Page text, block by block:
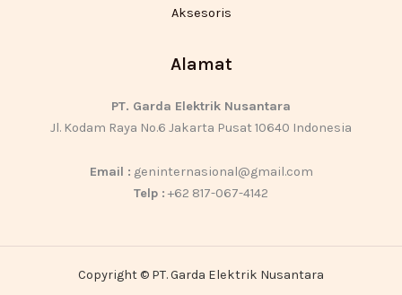
Aksesoris
Alamat
PT. Garda Elektrik Nusantara
Jl. Kodam Raya No.6 Jakarta Pusat 10640 Indonesia
Email : geninternasional@gmail.com
Telp : +62 817-067-4142
Copyright © PT. Garda Elektrik Nusantara